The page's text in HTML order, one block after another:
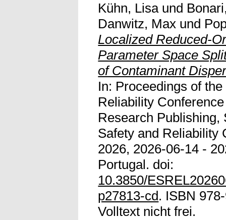
Kühn, Lisaund
Danwitz, Max und
Localized Reduced-
Parameter Space
of Contaminant
In: Proceedings of
Reliability
Research Publishing,
Safety and Reliability
2026, 2026-06-14 -
Portugal. doi:
10.3850/
p27813-cd. ISBN
Volltext nicht frei.